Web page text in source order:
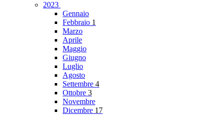
2023
Gennaio
Febbraio 1
Marzo
Aprile
Maggio
Giugno
Luglio
Agosto
Settembre 4
Ottobre 3
Novembre
Dicembre 17